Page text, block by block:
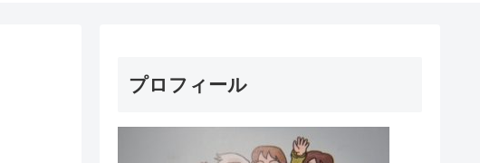
プロフィール